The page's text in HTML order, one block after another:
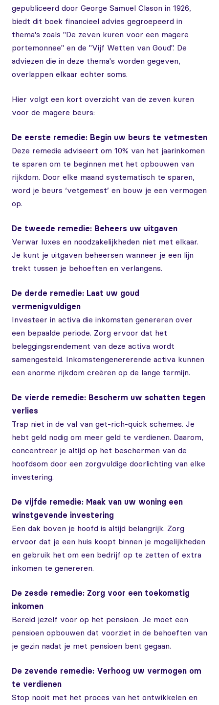
gepubliceerd door George Samuel Clason in 1926,
biedt dit boek financieel advies gegroepeerd in
thema's zoals "De zeven kuren voor een magere
portemonnee" en de "Vijf Wetten van Goud". De
adviezen die in deze thema's worden gegeven,
overlappen elkaar echter soms.
Hier volgt een kort overzicht van de zeven kuren
voor de magere beurs:
De eerste remedie: Begin uw beurs te vetmesten
Deze remedie adviseert om 10% van het jaarinkomen
te sparen om te beginnen met het opbouwen van
rijkdom. Door elke maand systematisch te sparen,
word je beurs ‘vetgemest’ en bouw je een vermogen
op.
De tweede remedie: Beheers uw uitgaven
Verwar luxes en noodzakelijkheden niet met elkaar.
Je kunt je uitgaven beheersen wanneer je een lijn
trekt tussen je behoeften en verlangens.
De derde remedie: Laat uw goud
vermenigvuldigen
Investeer in activa die inkomsten genereren over
een bepaalde periode. Zorg ervoor dat het
beleggingsrendement van deze activa wordt
samengesteld. Inkomstengenererende activa kunnen
een enorme rijkdom creëren op de lange termijn.
De vierde remedie: Bescherm uw schatten tegen
verlies
Trap niet in de val van get-rich-quick schemes. Je
hebt geld nodig om meer geld te verdienen. Daarom,
concentreer je altijd op het beschermen van de
hoofdsom door een zorgvuldige doorlichting van elke
investering.
De vijfde remedie: Maak van uw woning een
winstgevende investering
Een dak boven je hoofd is altijd belangrijk. Zorg
ervoor dat je een huis koopt binnen je mogelijkheden
en gebruik het om een bedrijf op te zetten of extra
inkomen te genereren.
De zesde remedie: Zorg voor een toekomstig
inkomen
Bereid jezelf voor op het pensioen. Je moet een
pensioen opbouwen dat voorziet in de behoeften van
je gezin nadat je met pensioen bent gegaan.
De zevende remedie: Verhoog uw vermogen om
te verdienen
Stop nooit met het proces van het ontwikkelen en